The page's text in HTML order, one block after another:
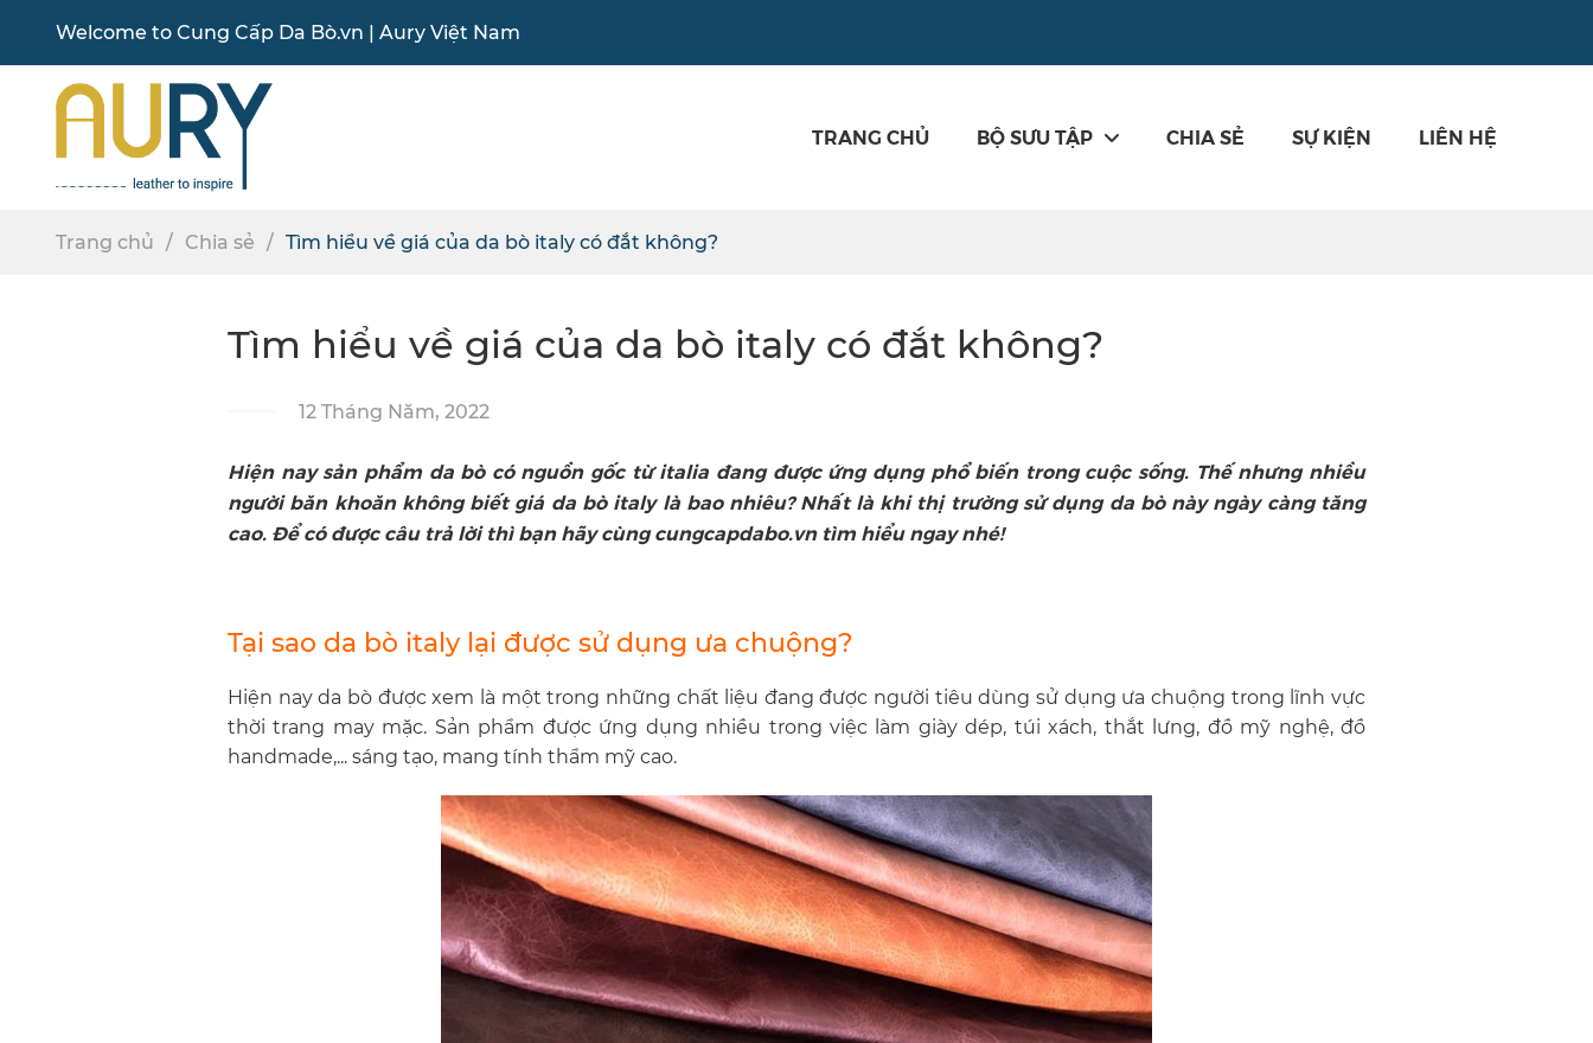
Welcome to Cung Cấp Da Bò.vn | Aury Việt Nam
TRANG CHỦ BỘ SƯU TẬP CHIA SẺ SỰ KIỆN LIÊN HỆ
Trang chủ Chia sẻ Tìm hiểu về giá của da bò italy có đắt không?
Tìm hiểu về giá của da bò italy có đắt không?
12 Tháng Năm, 2022
Hiện nay sản phẩm da bò có nguồn gốc từ italia đang được ứng dụng phổ biến trong cuộc sống. Thế nhưng nhiều
người băn khoăn không biết giá da bò italy là bao nhiêu? Nhất là khi thị trường sử dụng da bò này ngày càng tăng
cao. Để có được câu trả lời thì bạn hãy cùng cungcapdabo.vn tìm hiểu ngay nhé!
Tại sao da bò italy lại được sử dụng ưa chuộng?
Hiện nay da bò được xem là một trong những chất liệu đang được người tiêu dùng sử dụng ưa chuộng trong lĩnh vực
thời trang may mặc. Sản phẩm được ứng dụng nhiều trong việc làm giày dép, túi xách, thắt lưng, đồ mỹ nghệ, đồ
handmade,... sáng tạo, mang tính thẩm mỹ cao.